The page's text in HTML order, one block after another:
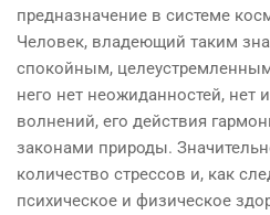
предназ­начение в системе
Человек, вла­деющий таким
спокойным,
него нет неожидан­ностей, нет
волнений, его действия
законами природы.
количество стрессов и, как
психическое и физическое